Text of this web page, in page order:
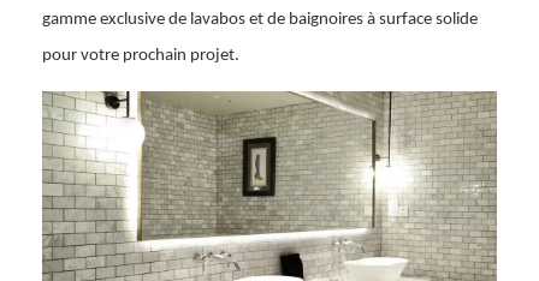
gamme exclusive de lavabos et de baignoires à surface solide
pour votre prochain projet.